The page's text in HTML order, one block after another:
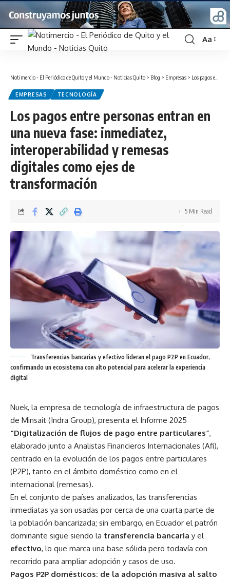
Font
Aa
Notimercio - El Periódico de Quito y el Mundo - Noticias Quito > Blog > Empresas > Los pagos entre personas entran en una nueva fase: inmediatez, interoperabilidad y remesas digitales como ejes de transformación
EMPRESAS TECNOLOGÍA
Los pagos entre personas entran en
una nueva fase: inmediatez,
interoperabilidad y remesas
digitales como ejes de
transformación
5 Min Read
Transferencias bancarias y efectivo lideran el pago P2P en Ecuador,
confirmando un ecosistema con alto potencial para acelerar la experiencia
digital
Nuek, la empresa de tecnología de infraestructura de pagos
de Minsait (Indra Group), presenta el Informe 2025
“Digitalización de flujos de pago entre particulares”,
elaborado junto a Analistas Financieros Internacionales (Afi),
centrado en la evolución de los pagos entre particulares
(P2P), tanto en el ámbito doméstico como en el
internacional (remesas).
En el conjunto de países analizados, las transferencias
inmediatas ya son usadas por cerca de una cuarta parte de
la población bancarizada; sin embargo, en Ecuador el patrón
dominante sigue siendo la transferencia bancaria y el
efectivo, lo que marca una base sólida pero todavía con
recorrido para ampliar adopción y casos de uso.
Pagos P2P domésticos: de la adopción masiva al salto